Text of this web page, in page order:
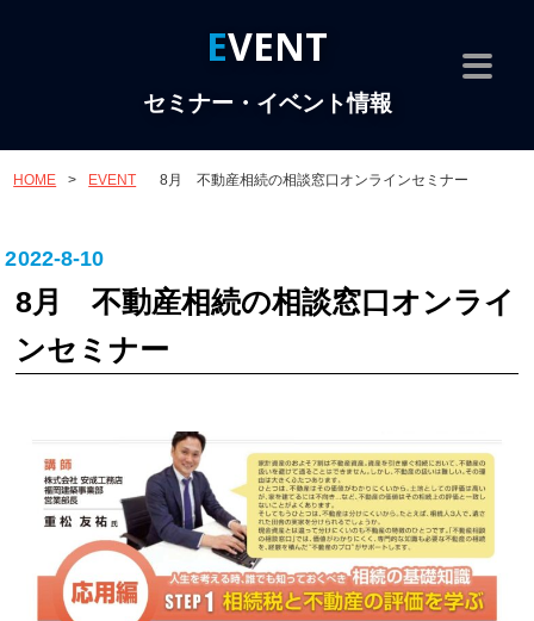
EVENT
セミナー・イベント情報
HOME > EVENT 8月 不動産相続の相談窓口オンラインセミナー
2022-8-10
8月 不動産相続の相談窓口オンライ
ンセミナー